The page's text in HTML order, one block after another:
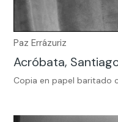
Paz Errázuriz
Acróbata,
Copia en papel baritado